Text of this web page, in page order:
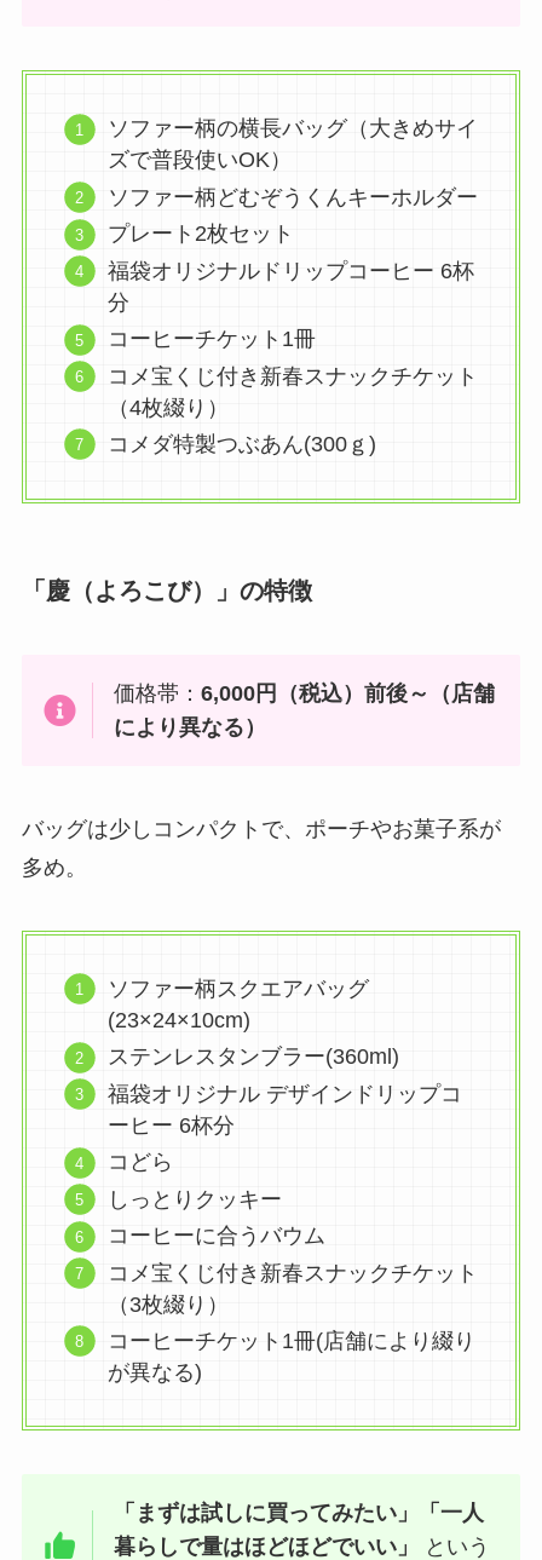
ソファー柄の横長バッグ（大きめサイ
ズで普段使いOK）
ソファー柄どむぞうくんキーホルダー
プレート2枚セット
福袋オリジナルドリップコーヒー 6杯
分
コーヒーチケット1冊
コメ宝くじ付き新春スナックチケット
（4枚綴り）
コメダ特製つぶあん(300ｇ)
「慶（よろこび）」の特徴
価格帯：6,000円（税込）前後～（店舗
により異なる）
バッグは少しコンパクトで、ポーチやお菓子系が
多め。
ソファー柄スクエアバッグ
(23×24×10cm)
ステンレスタンブラー(360ml)
福袋オリジナル デザインドリップコ
ーヒー 6杯分
コどら
しっとりクッキー
コーヒーに合うバウム
コメ宝くじ付き新春スナックチケット
（3枚綴り）
コーヒーチケット1冊(店舗により綴り
が異なる)
「まずは試しに買ってみたい」「一人
暮らしで量はほどほどでいい」
という